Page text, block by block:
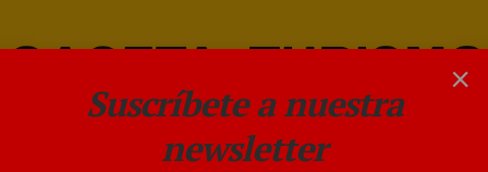
×
Suscríbete a nuestra
newsletter